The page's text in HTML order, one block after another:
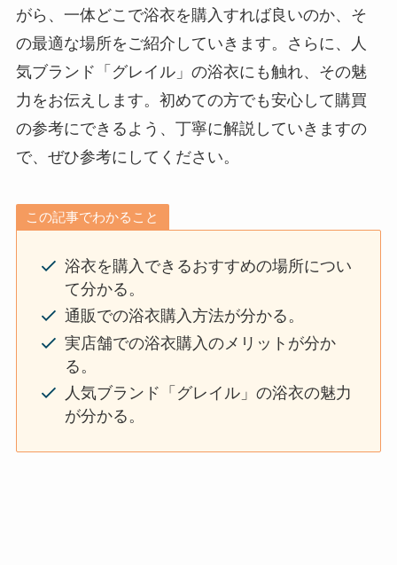
がら、一体どこで浴衣を購入すれば良いのか、そ
の最適な場所をご紹介していきます。さらに、人
気ブランド「グレイル」の浴衣にも触れ、その魅
力をお伝えします。初めての方でも安心して購買
の参考にできるよう、丁寧に解説していきますの
で、ぜひ参考にしてください。
この記事でわかること
浴衣を購入できるおすすめの場所につい
て分かる。
通販での浴衣購入方法が分かる。
実店舗での浴衣購入のメリットが分か
る。
人気ブランド「グレイル」の浴衣の魅力
が分かる。